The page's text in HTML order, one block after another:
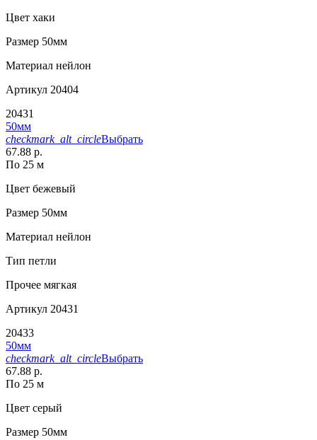
Цвет хаки
Размер 50мм
Материал нейлон
Артикул 20404
20431
50мм
checkmark_alt_circleВыбрать
67.88 р.
По 25 м
Цвет бежевый
Размер 50мм
Материал нейлон
Тип петли
Прочее мягкая
Артикул 20431
20433
50мм
checkmark_alt_circleВыбрать
67.88 р.
По 25 м
Цвет серый
Размер 50мм